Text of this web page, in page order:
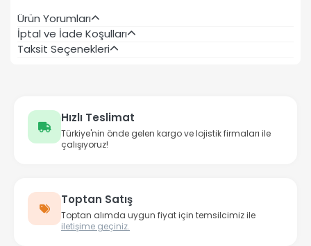
Ürün Yorumları
İptal ve İade Koşulları
Taksit Seçenekleri
Hızlı Teslimat
Türkiye'nin önde gelen kargo ve lojistik firmaları ile
çalışıyoruz!
Toptan Satış
Toptan alımda uygun fiyat için temsilcimiz ile
iletişime geçiniz.